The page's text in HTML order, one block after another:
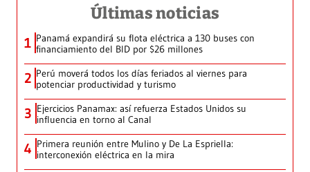
Últimas noticias
1 Panamá expandirá su flota eléctrica a 130 buses con
financiamiento del BID por $26 millones
2 Perú moverá todos los días feriados al viernes para
potenciar productividad y turismo
3 Ejercicios Panamax: así refuerza Estados Unidos su
influencia en torno al Canal
4 Primera reunión entre Mulino y De La Espriella:
interconexión eléctrica en la mira